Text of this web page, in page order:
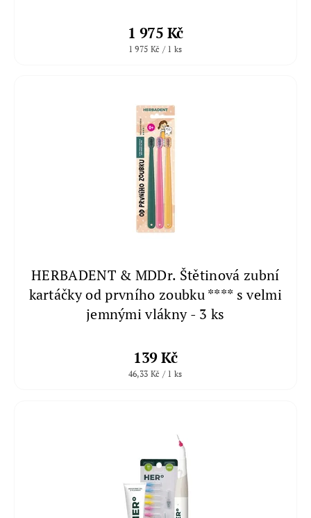
1 975 Kč
1 975 Kč / 1 ks
HERBADENT & MDDr. Štětinová zubní
kartáčky od prvního zoubku **** s velmi
jemnými vlákny - 3 ks
139 Kč
46,33 Kč / 1 ks